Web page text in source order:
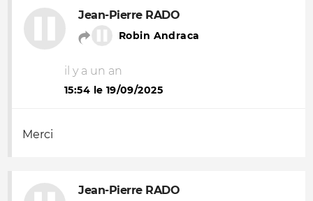
Jean-Pierre RADO
Robin Andraca
il y a un an
15:54 le 19/09/2025
Merci
Jean-Pierre RADO